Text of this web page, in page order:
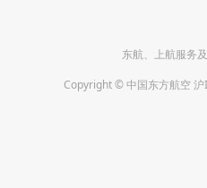
东航、上航服务
Copyright © 中国东方航空